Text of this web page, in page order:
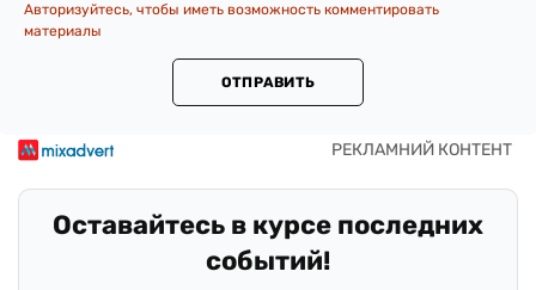
Авторизуйтесь, чтобы иметь возможность комментировать
материалы
ОТПРАВИТЬ
Оставайтесь в курсе последних
событий!